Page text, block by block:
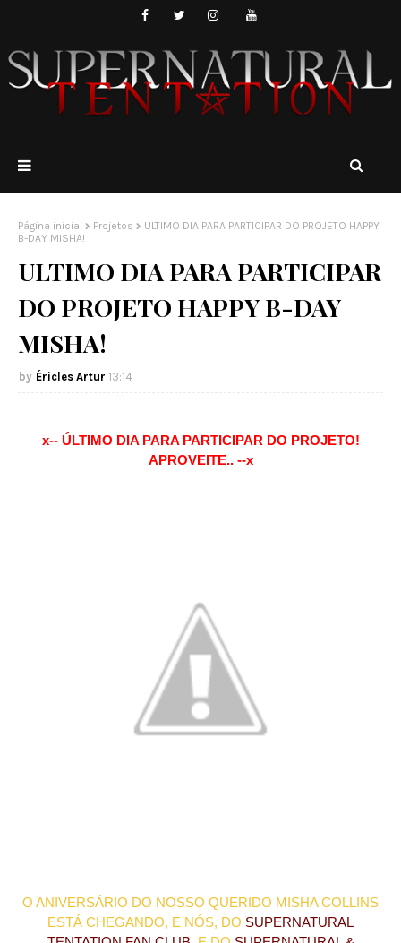
Página inicial Projetos
ULTIMO DIA PARA PARTICIPAR DO PROJETO HAPPY
B-DAY MISHA!
ULTIMO DIA PARA PARTICIPAR
DO PROJETO HAPPY B-DAY
MISHA!
Éricles Artur 13:14
x-- ÚLTIMO DIA PARA PARTICIPAR DO PROJETO!
APROVEITE.. --x
O ANIVERSÁRIO DO NOSSO QUERIDO MISHA COLLINS
ESTÁ CHEGANDO, E NÓS, DO SUPERNATURAL